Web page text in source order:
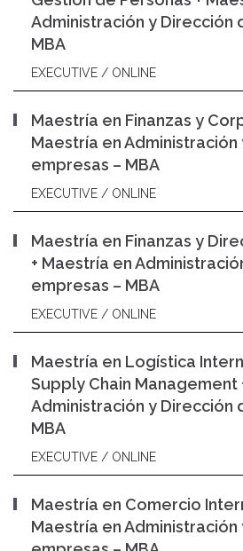
Administración y Dirección
MBA
EXECUTIVE / ONLINE
Maestría en Finanzas y
Maestría en
empresas – MBA
EXECUTIVE / ONLINE
Maestría en Finanzas y
+ Maestría en
empresas – MBA
EXECUTIVE / ONLINE
Maestría en Logística
Supply Chain Management
Administración y Dirección
MBA
EXECUTIVE / ONLINE
Maestría en Comercio
Maestría en